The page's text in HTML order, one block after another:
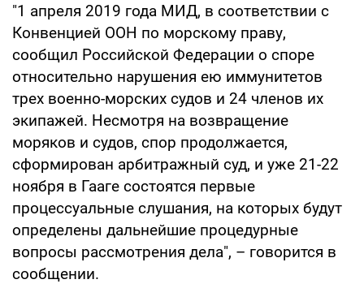
"1 апреля 2019 года МИД, в соответствии с
Конвенцией ООН по морскому праву,
сообщил Российской Федерации о споре
относительно нарушения ею иммунитетов
трех военно-морских судов и 24 членов их
экипажей. Несмотря на возвращение
моряков и судов, спор продолжается,
сформирован арбитражный суд, и уже 21-22
ноября в Гааге состоятся первые
процессуальные слушания, на которых будут
определены дальнейшие процедурные
вопросы рассмотрения дела", – говорится в
сообщении.